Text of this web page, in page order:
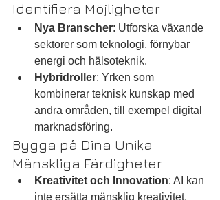
Identifiera Möjligheter
Nya Branscher: Utforska växande
sektorer som teknologi, förnybar
energi och hälsoteknik.
Hybridroller: Yrken som
kombinerar teknisk kunskap med
andra områden, till exempel digital
marknadsföring.
Bygga på Dina Unika
Mänskliga Färdigheter
Kreativitet och Innovation: AI kan
inte ersätta mänsklig kreativitet.